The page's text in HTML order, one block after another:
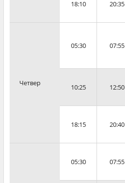
18:10 20:35
Четвер
05:30 07:55
10:25 12:50
18:15 20:40
05:30 07:55